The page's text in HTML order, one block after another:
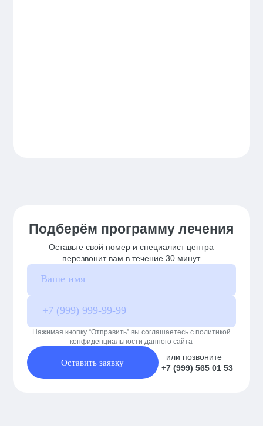
Подберём программу лечения
Оставьте свой номер и специалист центра
перезвонит вам в течение 30 минут
Нажимая кнопку “Отправить” вы соглашаетесь с политикой
конфиденциальности данного сайта
Оставить заявку
или позвоните
+7 (999) 565 01 53